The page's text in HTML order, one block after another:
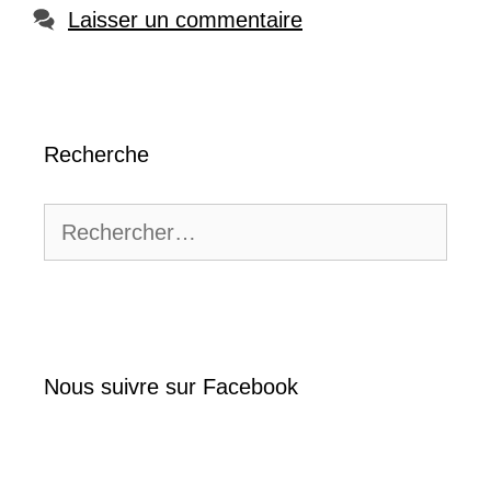
Laisser un commentaire
Recherche
Nous suivre sur Facebook